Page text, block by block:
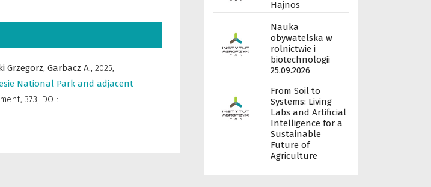
Grzegorz, Garbacz A., 2025,
National Park and adjacent
, 373; DOI:
Hajnos
Nauka
obywatelska w
rolnictwie i
biotechnologii
25.09.2026
From Soil to
Systems: Living
Labs and Artificial
Intelligence for a
Sustainable
Future of
Agriculture